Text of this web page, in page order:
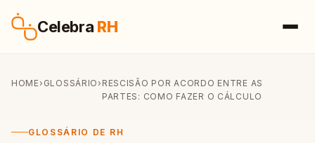
Celebra RH
HOME› GLOSSÁRIO› RESCISÃO POR ACORDO ENTRE AS
PARTES: COMO FAZER O CÁLCULO
GLOSSÁRIO DE RH